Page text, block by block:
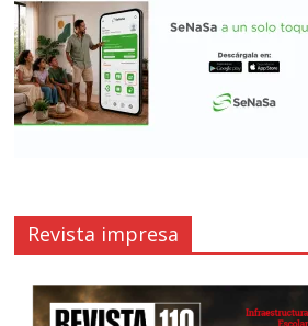
Revista impresa